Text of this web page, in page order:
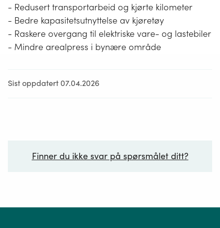
- Redusert transportarbeid og kjørte kilometer
- Bedre kapasitetsutnyttelse av kjøretøy
- Raskere overgang til elektriske vare- og lastebiler
- Mindre arealpress i bynære område
Sist oppdatert 07.04.2026
Finner du ikke svar på spørsmålet ditt?